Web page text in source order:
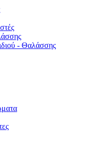
- Θαλάσσης